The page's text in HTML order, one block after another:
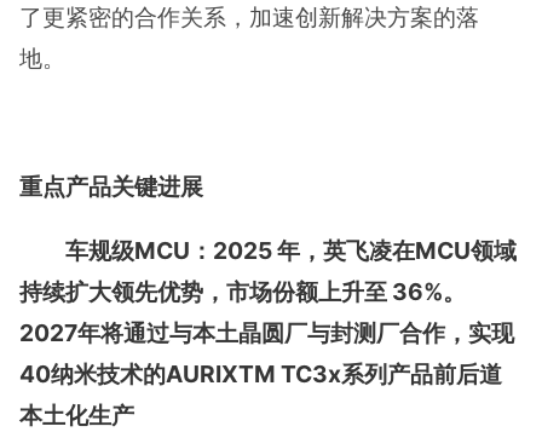
了更紧密的合作关系，加速创新解决方案的落
地。
重点产品关键进展
车规级MCU：2025 年，英飞凌在MCU领域
持续扩大领先优势，市场份额上升至 36%。
2027年将通过与本土晶圆厂与封测厂合作，实现
40纳米技术的AURIXTM TC3x系列产品前后道
本土化生产